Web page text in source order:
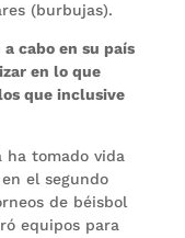
(burbujas).
cabo en su país
en lo que
que inclusive
ha tomado vida
el segundo
de béisbol
equipos para